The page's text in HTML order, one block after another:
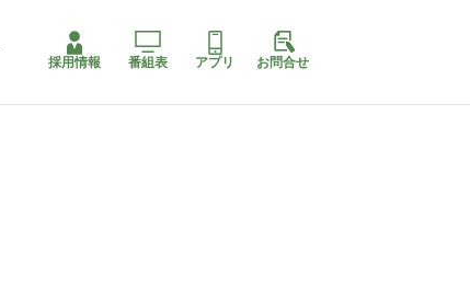
採用情報 番組表 アプリ お問合せ